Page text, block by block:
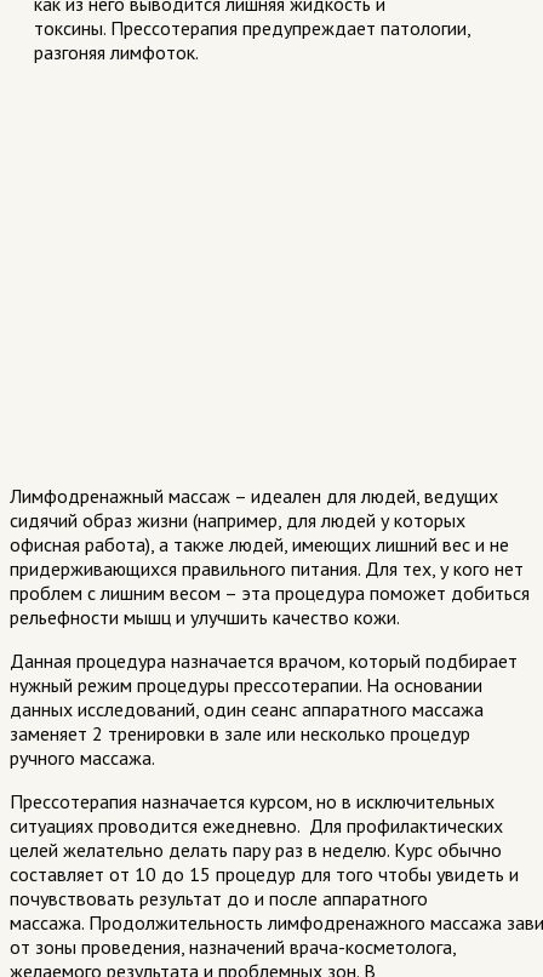
токсины. Прессотерапия предупреждает патологии,
разгоняя лимфоток.
Лимфодренажный массаж – идеален для людей, ведущих
сидячий образ жизни (например, для людей у которых
офисная работа), а также людей, имеющих лишний вес и не
придерживающихся правильного питания. Для тех, у кого нет
проблем с лишним весом – эта процедура поможет добиться
рельефности мышц и улучшить качество кожи.
Данная процедура назначается врачом, который подбирает
нужный режим процедуры прессотерапии. На основании
данных исследований, один сеанс аппаратного массажа
заменяет 2 тренировки в зале или несколько процедур
ручного массажа.
Прессотерапия назначается курсом, но в исключительных
ситуациях проводится ежедневно. Для профилактических
целей желательно делать пару раз в неделю. Курс обычно
составляет от 10 до 15 процедур для того чтобы увидеть и
почувствовать результат до и после аппаратного
массажа. Продолжительность лимфодренажного массажа
от зоны проведения, назначений врача-косметолога,
желаемого результата и проблемных зон. В